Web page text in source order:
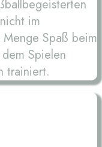
im
Spaß beim
Spielen
trainiert.